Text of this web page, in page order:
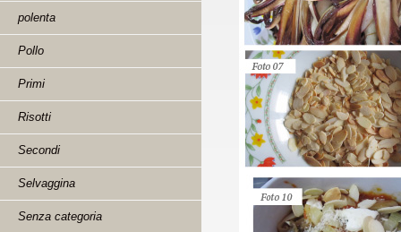
polenta
Pollo
Primi
Risotti
Secondi
Selvaggina
Senza categoria